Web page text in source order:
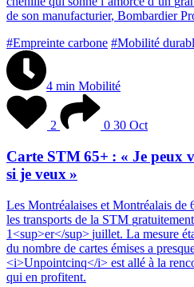
de son manufacturier, Bombardier Pr
#Empreinte carbone #Mobilité
4 min Mobilité
2 0 30 Oct
Carte STM 65+ : « Je peux
si je veux »
Les Montréalaises et Montréalais de
les transports de la STM gratuitement
1<sup>er</sup>juillet. La mesure ét
du nombre de cartes émises a presqu
<i>Unpointcinq</i> est allé à la renc
qui en profitent.